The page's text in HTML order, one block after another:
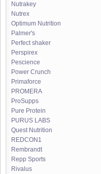
Nutrakey
Nutrex
Optimum Nutrition
Palmer's
Perfect shaker
Perspirex
Pescience
Power Crunch
Primaforce
PROMERA
ProSupps
Pure Protein
PURUS LABS
Quest Nutrition
REDCON1
Rembrandt
Repp Sports
Rivalus